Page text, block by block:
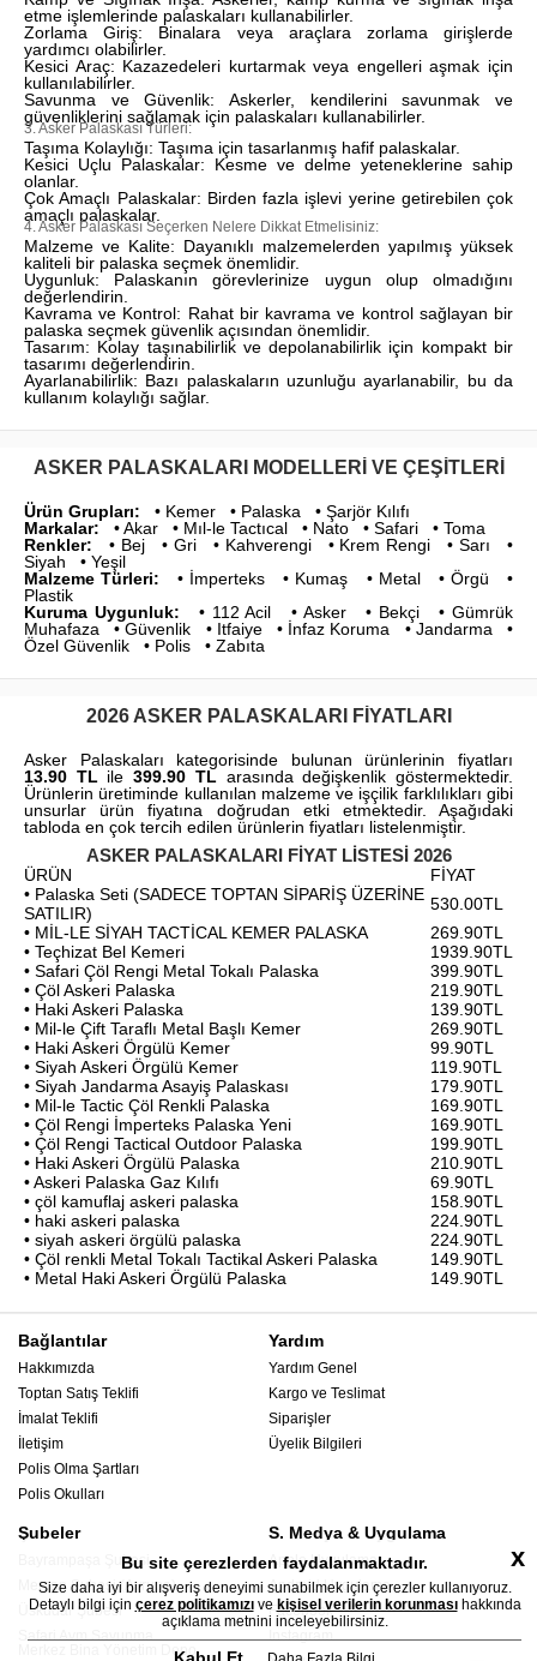
etme işlemlerinde palaskaları kullanabilirler.
Zorlama Giriş: Binalara veya araçlara zorlama girişlerde
yardımcı olabilirler.
Kesici Araç: Kazazedeleri kurtarmak veya engelleri aşmak için
kullanılabilirler.
Savunma ve Güvenlik: Askerler, kendilerini savunmak ve
güvenliklerini sağlamak için palaskaları kullanabilirler.
3. Asker Palaskası Türleri:
Taşıma Kolaylığı: Taşıma için tasarlanmış hafif palaskalar.
Kesici Uçlu Palaskalar: Kesme ve delme yeteneklerine sahip
olanlar.
Çok Amaçlı Palaskalar: Birden fazla işlevi yerine getirebilen çok
amaçlı palaskalar.
4. Asker Palaskası Seçerken Nelere Dikkat Etmelisiniz:
Malzeme ve Kalite: Dayanıklı malzemelerden yapılmış yüksek
kaliteli bir palaska seçmek önemlidir.
Uygunluk: Palaskanın görevlerinize uygun olup olmadığını
değerlendirin.
Kavrama ve Kontrol: Rahat bir kavrama ve kontrol sağlayan bir
palaska seçmek güvenlik açısından önemlidir.
Tasarım: Kolay taşınabilirlik ve depolanabilirlik için kompakt bir
tasarımı değerlendirin.
Ayarlanabilirlik: Bazı palaskaların uzunluğu ayarlanabilir, bu da
kullanım kolaylığı sağlar.
ASKER PALASKALARI MODELLERI VE ÇEŞITLERI
Ürün Grupları: • Kemer • Palaska • Şarjör Kılıfı
Markalar: • Akar • Mıl-le Tactıcal • Nato • Safari • Toma
Renkler:• Bej • Gri • Kahverengi • Krem Rengi • Sarı •
Siyah • Yeşil
Malzeme Türleri:• İmperteks • Kumaş • Metal • Örgü •
Plastik
Kuruma Uygunluk:• 112 Acil • Asker • Bekçi • Gümrük
Muhafaza • Güvenlik • Itfaiye • İnfaz Koruma • Jandarma •
Özel Güvenlik • Polis • Zabıta
2026 ASKER PALASKALARI FIYATLARI
Asker Palaskaları kategorisinde bulunan ürünlerinin fiyatları
13.90 TL ile399.90 TL arasında değişkenlik göstermektedir.
Ürünlerin üretiminde kullanılan malzeme ve işçilik farklılıkları gibi
unsurlar ürün fiyatına doğrudan etki etmektedir. Aşağıdaki
tabloda en çok tercih edilen ürünlerin fiyatları listelenmiştir.
ASKER PALASKALARI FIYAT LISTESI 2026
ÜRÜN
FİYAT
• Palaska Seti (SADECE TOPTAN SİPARİŞ ÜZERİNE
SATILIR)
530.00TL
• MİL-LE SİYAH TACTİCAL KEMER PALASKA
269.90TL
• Teçhizat Bel Kemeri
1939.90TL
• Safari Çöl Rengi Metal Tokalı Palaska
399.90TL
• Çöl Askeri Palaska
219.90TL
• Haki Askeri Palaska
139.90TL
• Mil-le Çift Taraflı Metal Başlı Kemer
269.90TL
• Haki Askeri Örgülü Kemer
99.90TL
• Siyah Askeri Örgülü Kemer
119.90TL
• Siyah Jandarma Asayiş Palaskası
179.90TL
• Mil-le Tactic Çöl Renkli Palaska
169.90TL
• Çöl Rengi İmperteks Palaska Yeni
169.90TL
• Çöl Rengi Tactical Outdoor Palaska
199.90TL
• Haki Askeri Örgülü Palaska
210.90TL
• Askeri Palaska Gaz Kılıfı
69.90TL
• çöl kamuflaj askeri palaska
158.90TL
• haki askeri palaska
224.90TL
• siyah askeri örgülü palaska
224.90TL
• Çöl renkli Metal Tokalı Tactikal Askeri Palaska
149.90TL
• Metal Haki Askeri Örgülü Palaska
149.90TL
Bağlantılar
Hakkımızda
Toptan Satış Teklifi
İmalat Teklifi
İletişim
Polis Olma Şartları
Polis Okulları
Yardım
Yardım Genel
Kargo ve Teslimat
Siparişler
Üyelik Bilgileri
Şubeler
Bayrampaşa Şubesi
Mercan Şubesi (Avrupa)
Üsküdar Şubesi
Safari Avm Savunma
Merkez Bina Yönetim Depo
S. Medya & Uygulama
Apple Uygulama
Android Uygulama
Facebook
Instagram
Bu site çerezlerden faydalanmaktadır.
Size daha iyi bir alışveriş deneyimi sunabilmek için çerezler kullanıyoruz.
Detaylı bilgi için çerez politikamızıve kişisel verilerin korunmasıhakkında
açıklama metnini inceleyebilirsiniz.
x